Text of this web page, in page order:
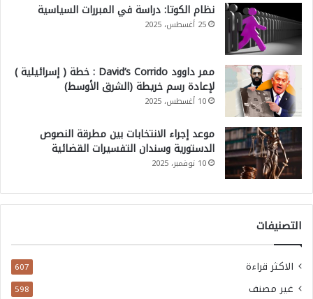
نظام الكوتا: دراسة في المبررات السياسية
25 أغسطس، 2025
ممر داوود David’s Corrido : خطة ( إسرائيلية )
لإعادة رسم خريطة (الشرق الأوسط)
10 أغسطس، 2025
موعد إجراء الانتخابات بين مطرقة النصوص
الدستورية وسندان التفسيرات القضائية
10 نوفمبر، 2025
التصنيفات
الاكثر قراءة 607
غير مصنف 598